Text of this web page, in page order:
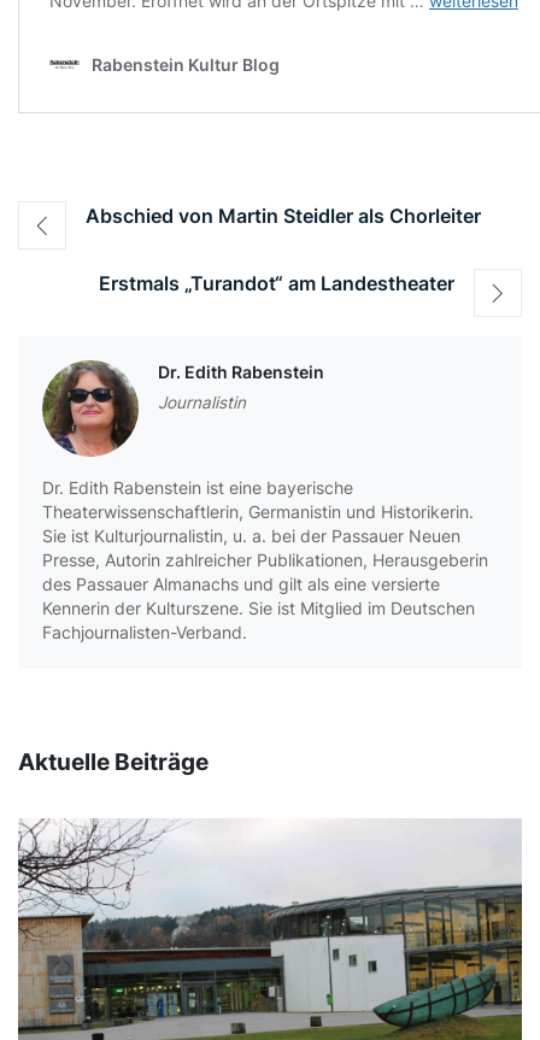
Beitragsnavigation
Abschied von Martin Steidler als Chorleiter
Erstmals „Turandot“ am Landestheater
Dr. Edith Rabenstein
Journalistin
Dr. Edith Rabenstein ist eine bayerische
Theaterwissenschaftlerin, Germanistin und Historikerin.
Sie ist Kulturjournalistin, u. a. bei der Passauer Neuen
Presse, Autorin zahlreicher Publikationen, Herausgeberin
des Passauer Almanachs und gilt als eine versierte
Kennerin der Kulturszene. Sie ist Mitglied im Deutschen
Fachjournalisten-Verband.
Aktuelle Beiträge